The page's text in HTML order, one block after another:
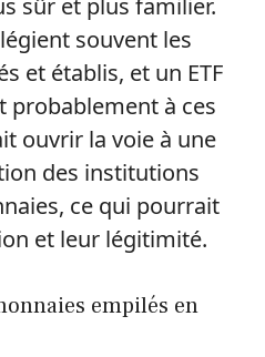
sûr et plus familier.
souvent les
et établis, et un ETF
probablement à ces
ouvrir la voie à une
des institutions
ce qui pourrait
et leur légitimité.